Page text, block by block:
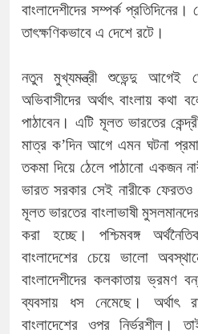
বাংলাদেশীদের সম্পর্ক
তাৎক্ষণিকভাবে এ দেশে রটে।
নতুন মুখ্যমন্ত্রী শুভেন্দু আগেই
অভিবাসীদের অর্থাৎ বাংলায় কথা
পাঠাবেন। এটি মূলত ভারতের
মাত্র ক’দিন আগে এমন ঘটনা
তকমা দিয়ে ঠেলে পাঠানো একজন
ভারত সরকার সেই নারীকে
মূলত ভারতের বাংলাভাষী মুসলমানদের
করা হচ্ছে। পশ্চিমবঙ্গ
বাংলাদেশের চেয়ে ভালো
বাংলাদেশীদের কলকাতায় ভ্রমণ
ব্যবসায় ধস নেমেছে। অর্থাৎ
বাংলাদেশের ওপর নির্ভরশীল।